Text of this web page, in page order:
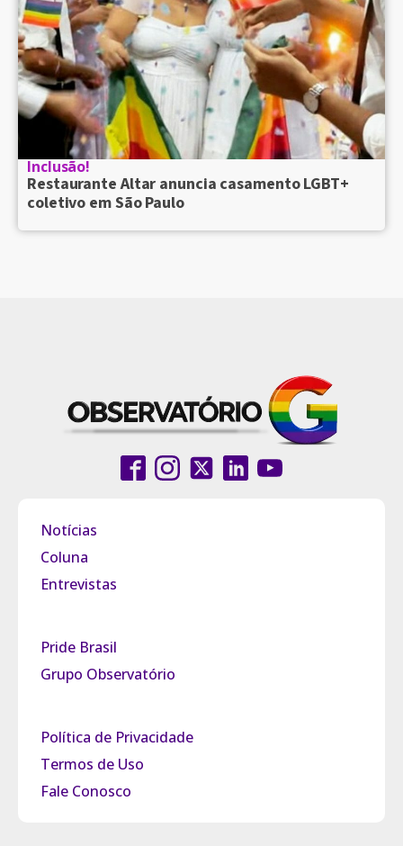
Inclusão!
Restaurante Altar anuncia casamento LGBT+
coletivo em São Paulo
Notícias
Coluna
Entrevistas
Pride Brasil
Grupo Observatório
Política de Privacidade
Termos de Uso
Fale Conosco